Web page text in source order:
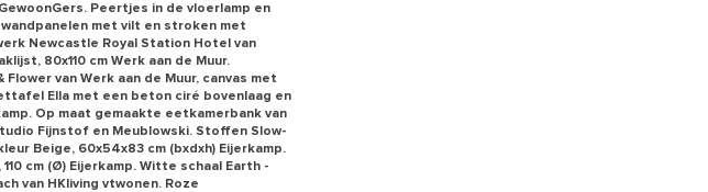
Peertjes in de vloerlamp en
met vilt en stroken met
Newcastle Royal Station Hotel van
80x110 cm Werk aan de Muur.
van Werk aan de Muur, canvas met
Ella met een beton ciré bovenlaag en
Op maat gemaakte eetkamerbank van
Fijnstof en Meublowski. Stoffen Slow-
Beige, 60x54x83 cm (bxdxh) Eijerkamp.
cm (Ø) Eijerkamp. Witte schaal Earth -
van HKliving vtwonen. Roze